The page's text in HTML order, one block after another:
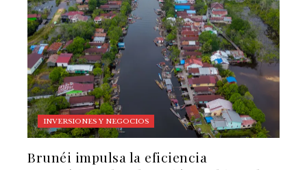
INVERSIONES Y NEGOCIOS
Brunéi impulsa la eficiencia